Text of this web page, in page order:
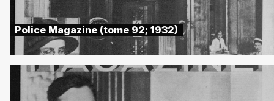
Police Magazine (tome 92; 1932)